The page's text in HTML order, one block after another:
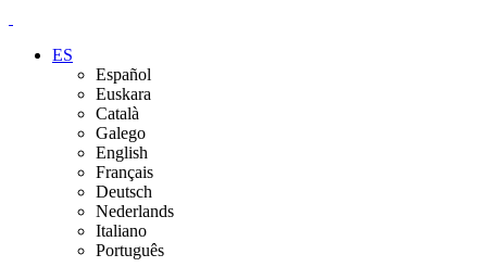
ES
Español
Euskara
Català
Galego
English
Français
Deutsch
Nederlands
Italiano
Português